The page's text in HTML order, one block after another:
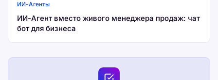
ИИ-Агенты
ИИ-Агент вместо живого менеджера продаж: чат
бот для бизнеса